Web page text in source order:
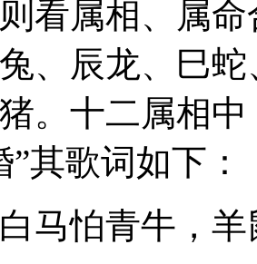
看属相、属
、辰龙、巳
。十二属相
其歌词如下：
怕青牛，羊